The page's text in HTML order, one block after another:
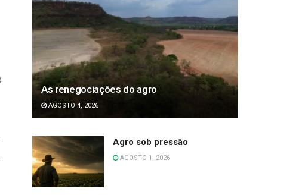
As renegociações do agro
AGOSTO 4, 2026
Agro sob pressão
AGOSTO 1, 2026